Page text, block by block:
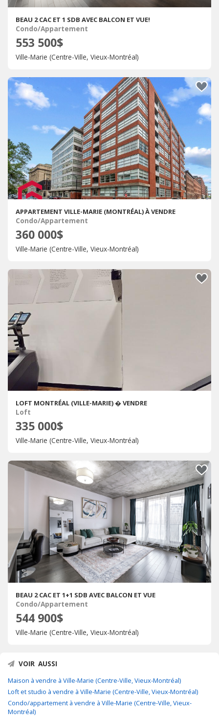
BEAU 2 CAC ET 1 SDB AVEC BALCON ET VUE!
Condo/Appartement
553 500$
Ville-Marie (Centre-Ville, Vieux-Montréal)
APPARTEMENT VILLE-MARIE (MONTRÉAL) À VENDRE
Condo/Appartement
360 000$
Ville-Marie (Centre-Ville, Vieux-Montréal)
LOFT MONTRÉAL (VILLE-MARIE) � VENDRE
Loft
335 000$
Ville-Marie (Centre-Ville, Vieux-Montréal)
BEAU 2 CAC ET 1+1 SDB AVEC BALCON ET VUE
Condo/Appartement
544 900$
Ville-Marie (Centre-Ville, Vieux-Montréal)
VOIR AUSSI
Maison à vendre à Ville-Marie (Centre-Ville, Vieux-Montréal)
Loft et studio à vendre à Ville-Marie (Centre-Ville, Vieux-Montréal)
Condo/appartement à vendre à Ville-Marie (Centre-Ville, Vieux-
Montréal)